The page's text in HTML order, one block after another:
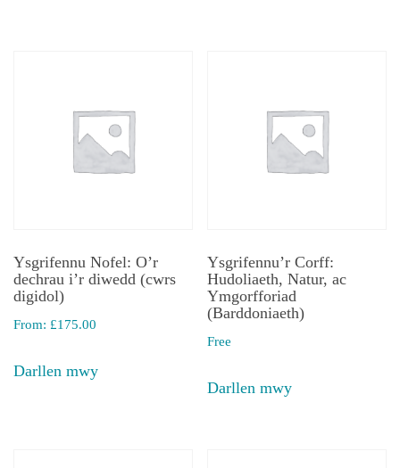
Ysgrifennu Nofel: O’r
dechrau i’r diwedd (cwrs
digidol)
From: £175.00
Darllen mwy
Ysgrifennu’r Corff:
Hudoliaeth, Natur, ac
Ymgorfforiad
(Barddoniaeth)
Free
Darllen mwy